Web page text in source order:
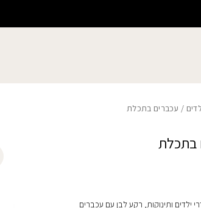
/ עכברים בתכלת
בתכלת
ילדים ותינוקות, רקע לבן עם עכברים